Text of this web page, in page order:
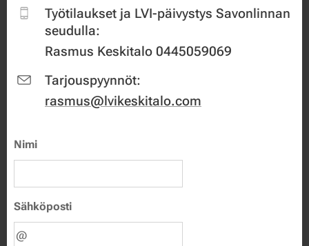
Työtilaukset ja LVI-päivystys Savonlinnan
seudulla:
Rasmus Keskitalo 0445059069
Tarjouspyynnöt:
rasmus@lvikeskitalo.com
Nimi
Sähköposti